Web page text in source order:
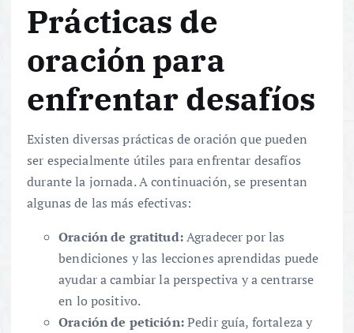
Prácticas de
oración para
enfrentar desafíos
Existen diversas prácticas de oración que pueden
ser especialmente útiles para enfrentar desafíos
durante la jornada. A continuación, se presentan
algunas de las más efectivas:
Oración de gratitud:Agradecer por las
bendiciones y las lecciones aprendidas puede
ayudar a cambiar la perspectiva y a centrarse
en lo positivo.
Oración de petición:Pedir guía, fortaleza y